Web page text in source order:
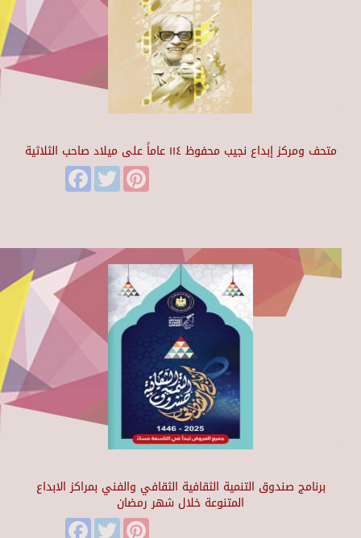
متحف ومركز إبداع نجيب محفوظ ١١٤ عاماً على ميلاد صاحب الثلاثية
FacebookTwitter
برنامج صندوق التنمية الثقافية الثقافي والفني بمراكز الابداع
المتنوعة خلال شهر رمضان
FacebookTwitter